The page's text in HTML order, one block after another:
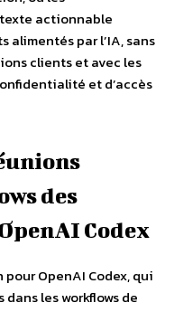
actionnable
par l’IA, sans
clients et avec les
et d’accès
des
Codex
OpenAI Codex, qui
les workflows de